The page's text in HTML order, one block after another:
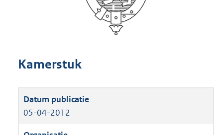
Kamerstuk
05-04-2012